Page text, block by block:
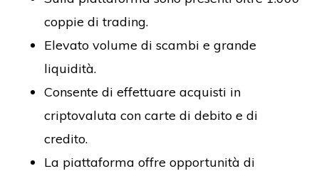
coppie di trading.
Elevato volume di scambi e grande
liquidità.
Consente di effettuare acquisti in
criptovaluta con carte di debito e di
credito.
La piattaforma offre opportunità di